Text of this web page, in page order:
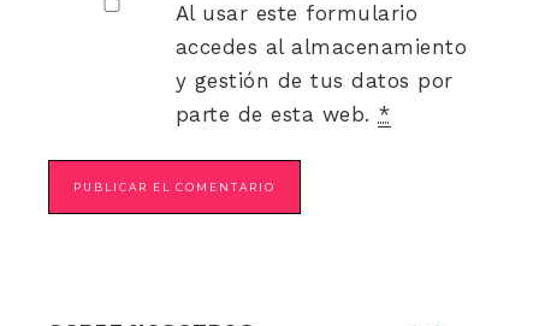
Al usar este formulario
accedes al almacenamiento
y gestión de tus datos por
parte de esta web. *